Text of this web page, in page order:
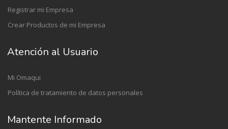
Registrar mi Empresa
Crear Productos de mi Empresa
Atención al Usuario
Mi Omaqui
Política de tratamiento de datos personales
Mantente Informado